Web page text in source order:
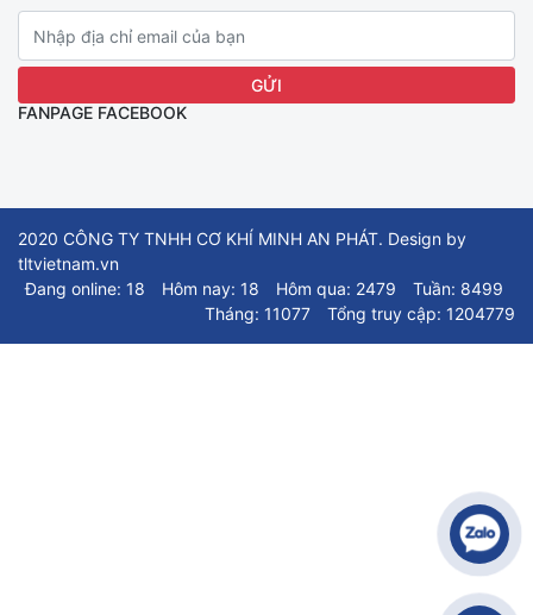
FANPAGE FACEBOOK
2020 CÔNG TY TNHH CƠ KHÍ MINH AN PHÁT. Design by
tltvietnam.vn
Đang online: 18
Hôm nay: 18 Hôm qua: 2479
Tuần: 8499
Tháng: 11077
Tổng truy cập: 1204779